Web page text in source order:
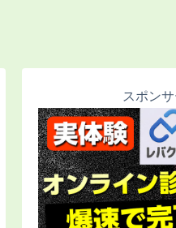
スポン